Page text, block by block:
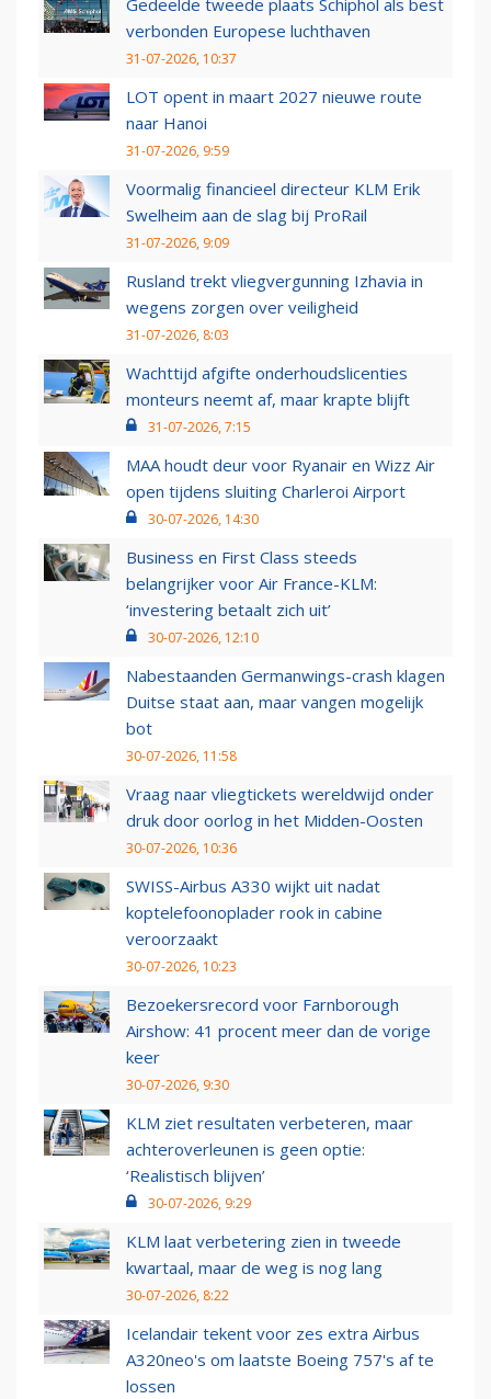
Gedeelde tweede plaats Schiphol als best
verbonden Europese luchthaven
31-07-2026, 10:37
LOT opent in maart 2027 nieuwe route
naar Hanoi
31-07-2026, 9:59
Voormalig financieel directeur KLM Erik
Swelheim aan de slag bij ProRail
31-07-2026, 9:09
Rusland trekt vliegvergunning Izhavia in
wegens zorgen over veiligheid
31-07-2026, 8:03
Wachttijd afgifte onderhoudslicenties
monteurs neemt af, maar krapte blijft
31-07-2026, 7:15
MAA houdt deur voor Ryanair en Wizz Air
open tijdens sluiting Charleroi Airport
30-07-2026, 14:30
Business en First Class steeds
belangrijker voor Air France-KLM:
‘investering betaalt zich uit’
30-07-2026, 12:10
Nabestaanden Germanwings-crash klagen
Duitse staat aan, maar vangen mogelijk
bot
30-07-2026, 11:58
Vraag naar vliegtickets wereldwijd onder
druk door oorlog in het Midden-Oosten
30-07-2026, 10:36
SWISS-Airbus A330 wijkt uit nadat
koptelefoonoplader rook in cabine
veroorzaakt
30-07-2026, 10:23
Bezoekersrecord voor Farnborough
Airshow: 41 procent meer dan de vorige
keer
30-07-2026, 9:30
KLM ziet resultaten verbeteren, maar
achteroverleunen is geen optie:
‘Realistisch blijven’
30-07-2026, 9:29
KLM laat verbetering zien in tweede
kwartaal, maar de weg is nog lang
30-07-2026, 8:22
Icelandair tekent voor zes extra Airbus
A320neo's om laatste Boeing 757's af te
lossen